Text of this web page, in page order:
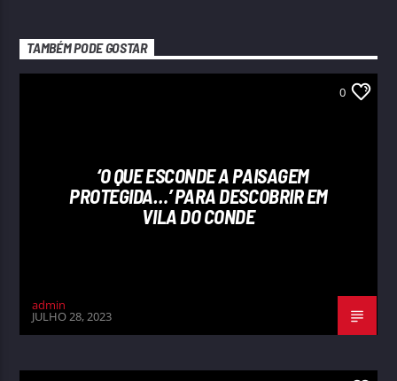
TAMBÉM PODE GOSTAR
0
‘O QUE ESCONDE A PAISAGEM
PROTEGIDA…’ PARA DESCOBRIR EM
VILA DO CONDE
admin
JULHO 28, 2023